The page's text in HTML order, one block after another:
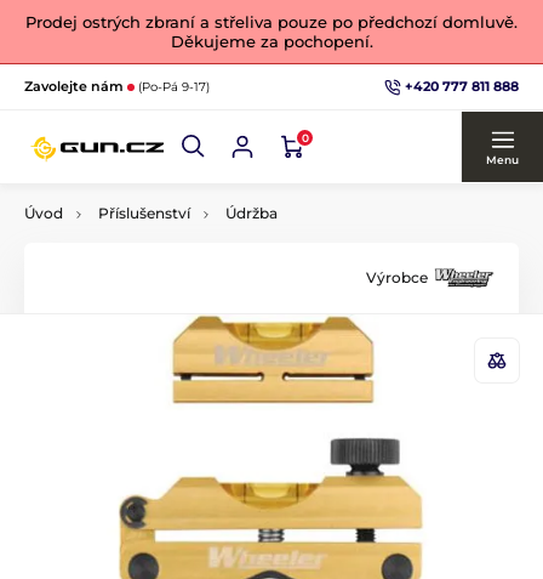
Prodej ostrých zbraní a střeliva pouze po předchozí domluvě.
Děkujeme za pochopení.
Zavolejte nám (Po-Pá 9-17) +420 777 811 888
0
Menu
Úvod Příslušenství Údržba
Výrobce